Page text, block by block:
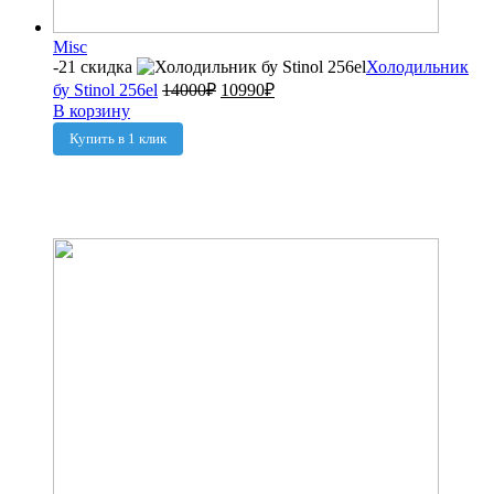
Misc
-21 скидка
Холодильник
бу Stinol 256el 14000₽ 10990₽
В корзину
Купить в 1 клик